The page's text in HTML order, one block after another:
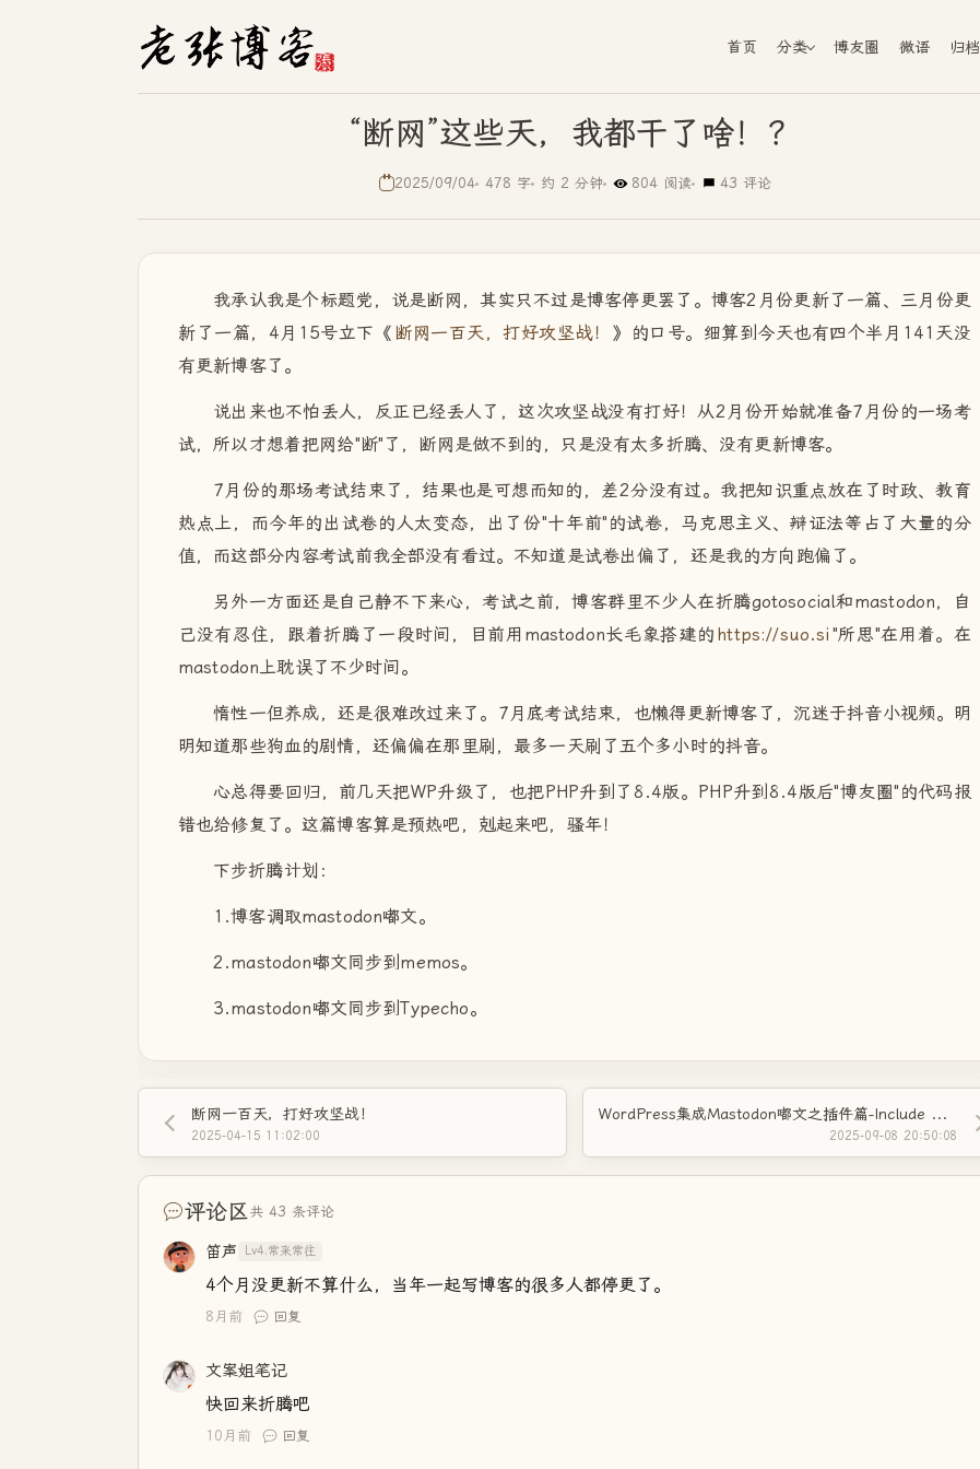
首页 分类 博友圈 微语 归档
“断网”这些天，我都干了啥！？
2025/09/04 478 字 约 2 分钟 804 阅读 43 评论
我承认我是个标题党，说是断网，其实只不过是博客停更罢了。博客2月份更新了一篇、三月份更
新了一篇，4月15号立下《 断网一百天，打好攻坚战！
》的口号。细算到今天也有四个半月141天没
有更新博客了。
说出来也不怕丢人，反正已经丢人了，这次攻坚战没有打好！从2月份开始就准备7月份的一场考
试，所以才想着把网给"断"了，断网是做不到的，只是没有太多折腾、没有更新博客。
7月份的那场考试结束了，结果也是可想而知的，差2分没有过。我把知识重点放在了时政、教育
热点上，而今年的出试卷的人太变态，出了份"十年前"的试卷，马克思主义、辩证法等占了大量的分
值，而这部分内容考试前我全部没有看过。不知道是试卷出偏了，还是我的方向跑偏了。
另外一方面还是自己静不下来心，考试之前，博客群里不少人在折腾gotosocial和mastodon，自
己没有忍住，跟着折腾了一段时间，目前用mastodon长毛象搭建的 https://suo.si "所思"在用着。在
mastodon上耽误了不少时间。
惰性一但养成，还是很难改过来了。7月底考试结束，也懒得更新博客了，沉迷于抖音小视频。明
明知道那些狗血的剧情，还偏偏在那里刷，最多一天刷了五个多小时的抖音。
心总得要回归，前几天把WP升级了，也把PHP升到了8.4版。PHP升到8.4版后"博友圈"的代码报
错也给修复了。这篇博客算是预热吧，剋起来吧，骚年！
下步折腾计划：
1.博客调取mastodon嘟文。
2.mastodon嘟文同步到memos。
3.mastodon嘟文同步到Typecho。
断网一百天，打好攻坚战！
2025-04-15 11:02:00
WordPress集成Mastodon嘟文之插件篇-Include Mastodon Feed
2025-09-08 20:50:08
评论区共 43 条评论
笛声 Lv4.常来常往
4个月没更新不算什么，当年一起写博客的很多人都停更了。
8月前 回复
文案姐笔记
快回来折腾吧
10月前 回复